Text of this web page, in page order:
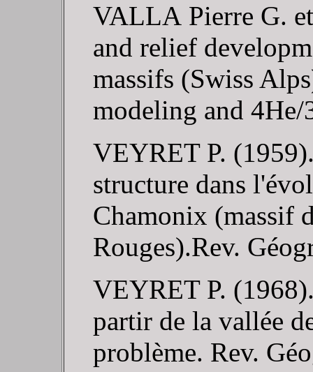
VALLA Pierre G.
and relief
massifs (Swiss
modeling and
VEYRET P.
structure dans
Chamonix (massif
Rouges).Rev.
VEYRET P.
partir de la vallée
problème. Rev.